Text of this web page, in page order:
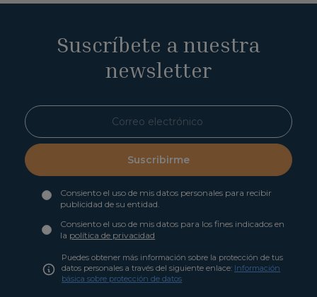
Suscríbete a nuestra
newsletter
Suscribirme
Consiento el uso de mis datos personales para recibir
publicidad de su entidad.
Consiento el uso de mis datos para los fines indicados en
la política de privacidad
Puedes obtener más información sobre la protección de tus
datos personales a través del siguiente enlace: Información
básica sobre protección de datos